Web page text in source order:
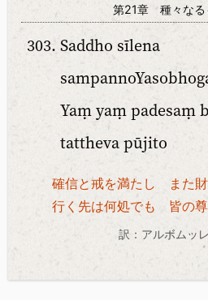
第21章 種々なる
Saddho sīlena
Yaṃ yaṃ padesaṃ
tattheva pūjito
確信と戒を満たし また
行く先は何処でも 皆の尊
訳：アルボムッ